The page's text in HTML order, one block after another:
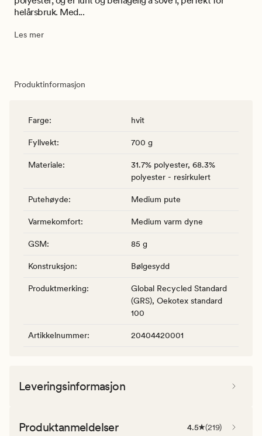
helårsbruk. Med...
Les mer
Produktinformasjon
Farge: hvit
Fyllvekt: 700 g
Materiale:
31.7% polyester, 68.3%
polyester - resirkulert
Putehøyde: Medium pute
Varmekomfort: Medium varm dyne
GSM: 85 g
Konstruksjon: Bølgesydd
Produktmerking:
Global Recycled Standard
(GRS), Oekotex standard
100
Artikkelnummer: 20404420001
Leveringsinformasjon
Produktanmeldelser 4.5 (219)